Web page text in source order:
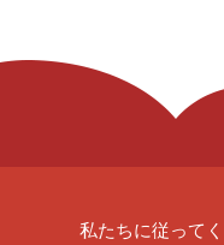
私たちに従って